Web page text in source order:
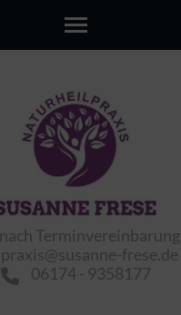
nach Terminvereinbarung
praxis@susanne-frese.de
06174 - 9358177